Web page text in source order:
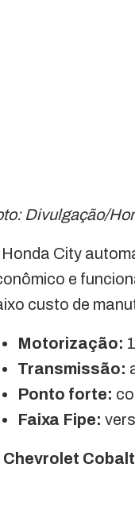
Divulgação/
Honda City
e
custo de
Motorização:
Transmissão:
Ponto forte:
Faixa Fipe:
Chevrolet